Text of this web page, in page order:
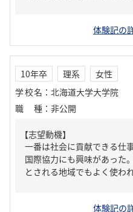
体験記の
10年卒 理系
女性
学校名 ： 北海道大学大学院
職種 ： 非公開
【志望動機】
一番は社会に貢献できる仕
国際協力にも興味があった
とされる地域でもよく使わ
体験記の